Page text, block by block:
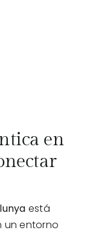
en
está
un entorno